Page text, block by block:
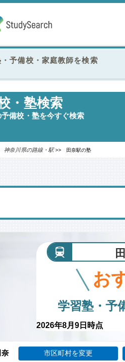
・予備校・家庭教師を検索
・塾検索
予備校・塾を今すぐ検索
神奈川県の路線・駅>> 田奈駅の塾
お
学習塾・予
2026年8月9日時点
奈 市区町村を変更